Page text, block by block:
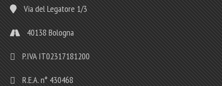
Via del Legatore 1/3
40138 Bologna
P.IVA IT02317181200
R.E.A. n° 430468